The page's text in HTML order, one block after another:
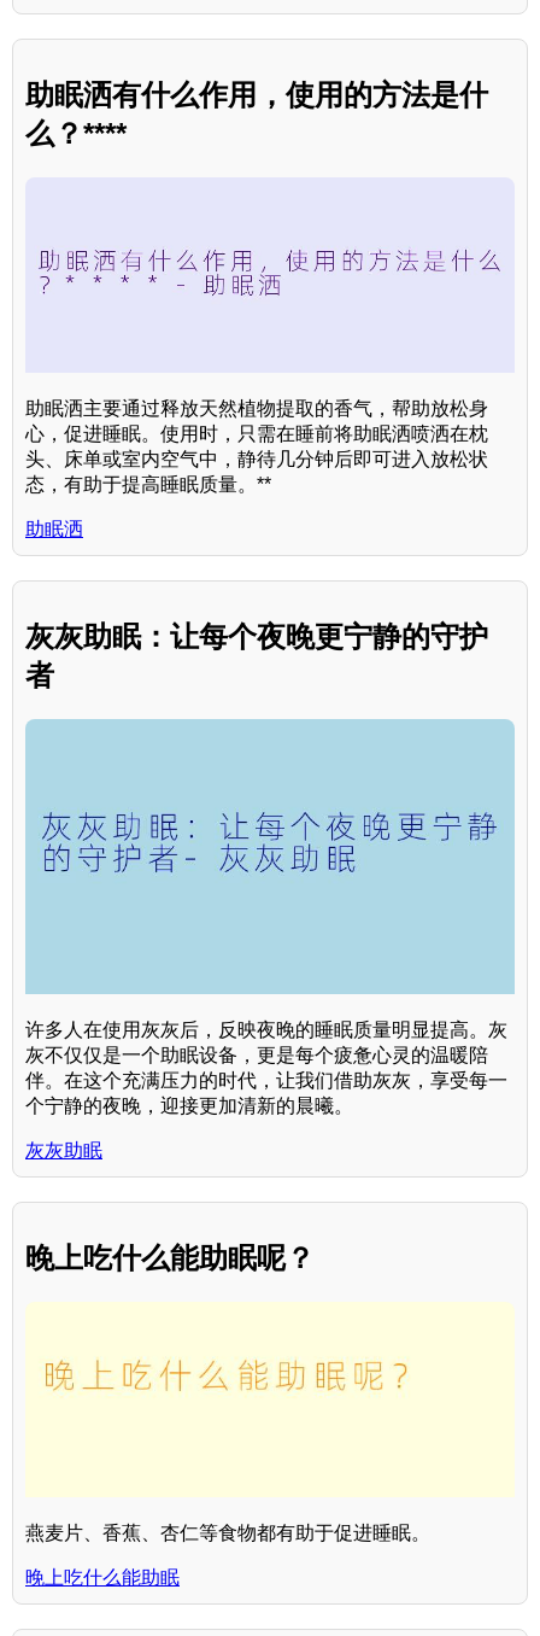
助眠洒有什么作用，使用的方法是什
么？****
助眠洒主要通过释放天然植物提取的香气，帮助放松身
心，促进睡眠。使用时，只需在睡前将助眠洒喷洒在枕
头、床单或室内空气中，静待几分钟后即可进入放松状
态，有助于提高睡眠质量。**
助眠洒
灰灰助眠：让每个夜晚更宁静的守护
者
许多人在使用灰灰后，反映夜晚的睡眠质量明显提高。灰
灰不仅仅是一个助眠设备，更是每个疲惫心灵的温暖陪
伴。在这个充满压力的时代，让我们借助灰灰，享受每一
个宁静的夜晚，迎接更加清新的晨曦。
灰灰助眠
晚上吃什么能助眠呢？
燕麦片、香蕉、杏仁等食物都有助于促进睡眠。
晚上吃什么能助眠